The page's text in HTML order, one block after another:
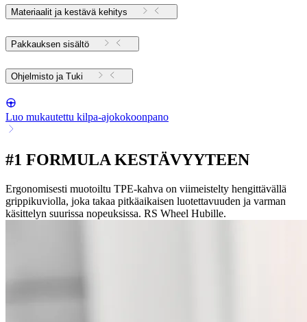
Materiaalit ja kestävä kehitys
Pakkauksen sisältö
Ohjelmisto ja Tuki
Luo mukautettu kilpa-ajokokoonpano
#1 FORMULA KESTÄVYYTEEN
Ergonomisesti muotoiltu TPE-kahva on viimeistelty hengittävällä
grippikuviolla, joka takaa pitkäaikaisen luotettavuuden ja varman
käsittelyn suurissa nopeuksissa. RS Wheel Hubille.